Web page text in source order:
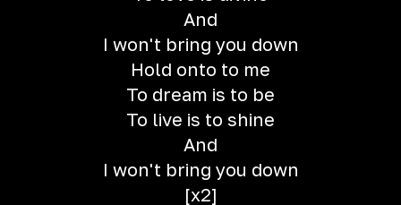
And
I won't bring you down
Hold onto to me
To dream is to be
To live is to shine
And
I won't bring you down
[x2]